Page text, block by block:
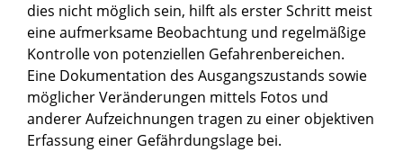
dies nicht möglich sein, hilft als erster Schritt meist
eine aufmerksame Beobachtung und regelmäßige
Kontrolle von potenziellen Gefahrenbereichen.
Eine Dokumentation des Ausgangszustands sowie
möglicher Veränderungen mittels Fotos und
anderer Aufzeichnungen tragen zu einer objektiven
Erfassung einer Gefährdungslage bei.